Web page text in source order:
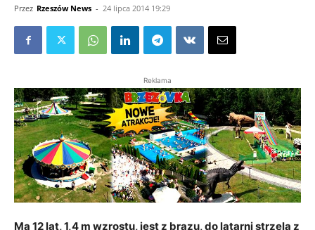
Przez Rzeszów News - 24 lipca 2014 19:29
Reklama
Ma 12 lat, 1,4 m wzrostu, jest z brązu, do latarni strzela z